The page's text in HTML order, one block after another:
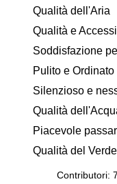
Qualità dell'Aria
Qualità e
Soddisfazione
Pulito e Ordinato
Silenzioso e
Qualità
Piacevole
Qualità del
Contributori: 7